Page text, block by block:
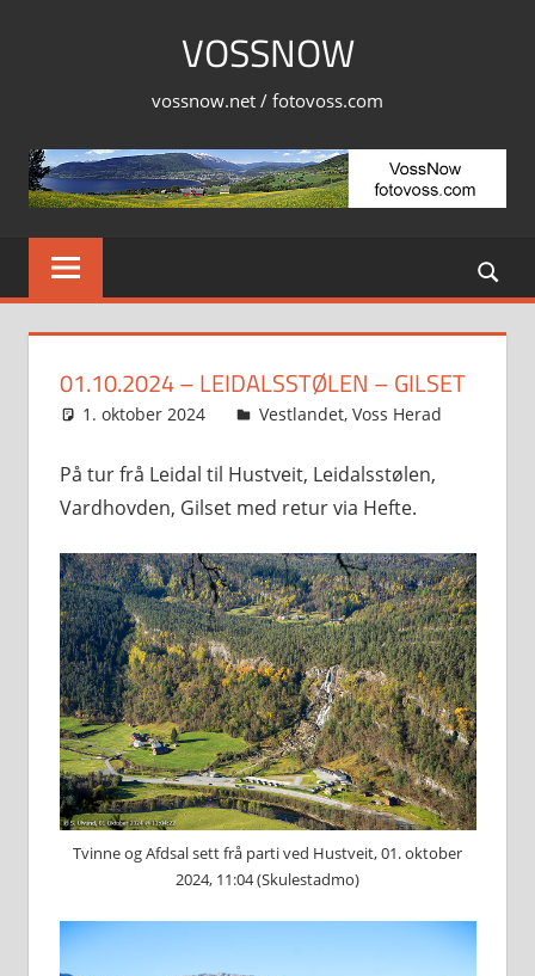
VOSSNOW
vossnow.net / fotovoss.com
01.10.2024 – LEIDALSSTØLEN – GILSET
1. oktober 2024 Svein
Vestlandet, Voss Herad
På tur frå Leidal til Hustveit, Leidalsstølen,
Vardhovden, Gilset med retur via Hefte.
Tvinne og Afdsal sett frå parti ved Hustveit, 01. oktober
2024, 11:04 (Skulestadmo)